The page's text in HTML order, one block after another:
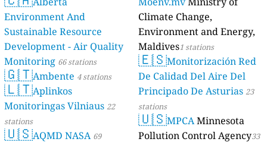
Environment And
Sustainable Resource
Development - Air Quality
Monitoring 66 stations
🇬🇹Ambente 4 stations
🇱🇹Aplinkos
Monitoringas Vilniaus 22
stations
🇺🇸AQMD NASA 69
Climate Change,
Environment and Energy,
Maldives1 stations
🇪🇸Monitorización Red
De Calidad Del Aire Del
Principado De Asturias 23
stations
🇺🇸MPCAMinnesota
Pollution Control Agency33